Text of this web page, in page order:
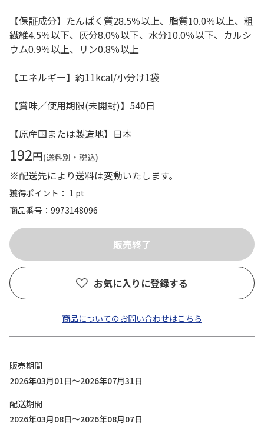
【保証成分】たんぱく質28.5％以上、脂質10.0％以上、粗
繊維4.5％以下、灰分8.0％以下、水分10.0％以下、カルシ
ウム0.9％以上、リン0.8％以上
【エネルギー】約11kcal/小分け1袋
【賞味／使用期限(未開封)】540日
【原産国または製造地】日本
192円(送料別・税込)
※配送先により送料は変動いたします。
獲得ポイント： 1 pt
商品番号
9973148096
お気に入りに登録する
商品についてのお問い合わせはこちら
販売期間
2026年03月01日～2026年07月31日
配送期間
2026年03月08日～2026年08月07日